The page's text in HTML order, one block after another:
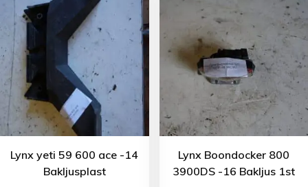
Lynx yeti 59 600 ace -14
Bakljusplast
Lynx Boondocker 800
3900DS -16 Bakljus 1st